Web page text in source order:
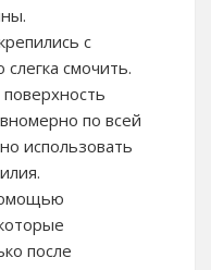
с
смочить.
по всей
использовать
после